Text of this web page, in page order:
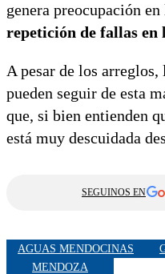
genera preocupación
repetición de fallas en
A pesar de los
pueden seguir de esta
que, si bien entienden
está muy descuidada
SEGUINOS EN
AGUAS MENDOCINAS
MENDOZA